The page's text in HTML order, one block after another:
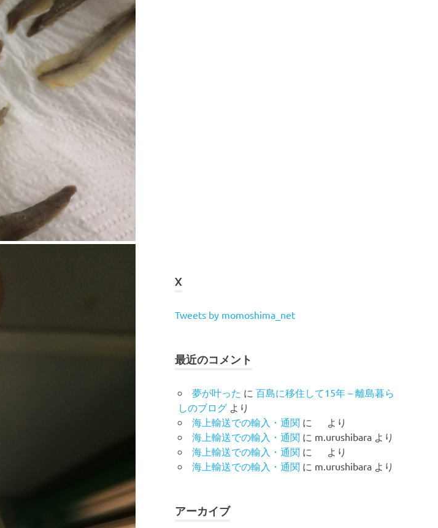
X
Tweets by momoshima_net
最近のコメント
夢が叶った に 百島に移住して15年 – 離島暮ら
しのブログ より
海上輸送での輸入・通関 に
より
海上輸送での輸入・通関 に m.urushibara より
海上輸送での輸入・通関 に
より
海上輸送での輸入・通関 に m.urushibara より
アーカイブ